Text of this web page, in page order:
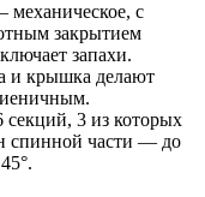
механическое, с
закрытием
запахи.
и крышка делают
3 из которых
спинной части — до